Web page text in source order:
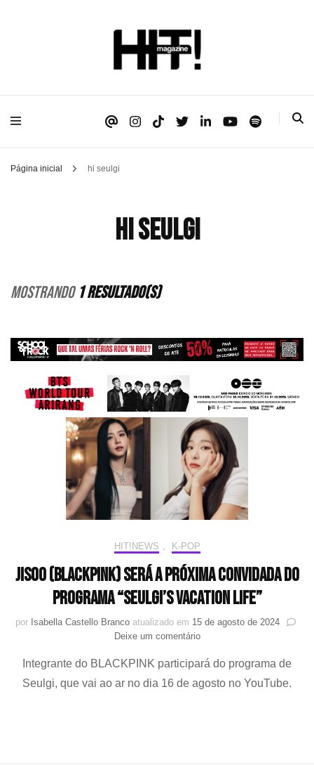
HIT!Magazine
Página inicial hi seulgi
hi seulgi
Mostrando1 Resultado(s)
HIT!NEWS , K-POP
Jisoo (BLACKPINK) será a próxima convidada do
programa “Seulgi’s Vacation Life”
por Isabella Castello Branco atualizado em 15 de agosto de 2024
Deixe um comentárioem
(BLACKPINK)
a
“Seulgi’s
Integrante do BLACKPINK participará do programa de
Seulgi, que vai ao ar no dia 16 de agosto no YouTube.